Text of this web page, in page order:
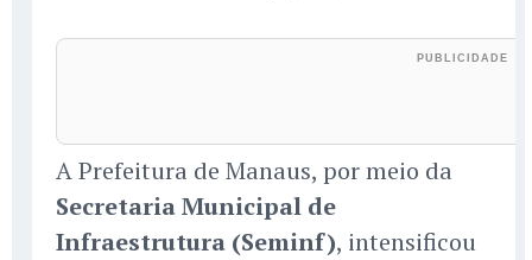
A Prefeitura de Manaus, por meio da
Secretaria Municipal de
Infraestrutura (Seminf), intensificou